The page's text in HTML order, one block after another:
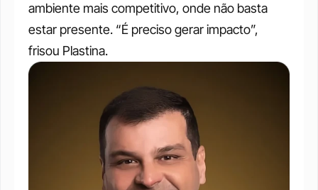
ambiente mais competitivo, onde não basta
estar presente. “É preciso gerar impacto”,
frisou Plastina.